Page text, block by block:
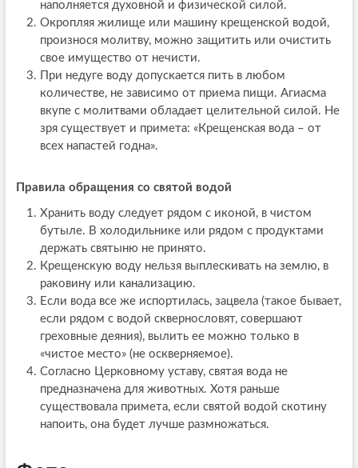
наполняется духовной и физической силой.
Окропляя жилище или машину крещенской водой,
произнося молитву, можно защитить или очистить
свое имущество от нечисти.
При недуге воду допускается пить в любом
количестве, не зависимо от приема пищи. Агиасма
вкупе с молитвами обладает целительной силой. Не
зря существует и примета: «Крещенская вода – от
всех напастей годна».
Правила обращения со святой водой
Хранить воду следует рядом с иконой, в чистом
бутыле. В холодильнике или рядом с продуктами
держать святыню не принято.
Крещенскую воду нельзя выплескивать на землю, в
раковину или канализацию.
Если вода все же испортилась, зацвела (такое бывает,
если рядом с водой сквернословят, совершают
греховные деяния), вылить ее можно только в
«чистое место» (не оскверняемое).
Согласно Церковному уставу, святая вода не
предназначена для животных. Хотя раньше
существовала примета, если святой водой скотину
напоить, она будет лучше размножаться.